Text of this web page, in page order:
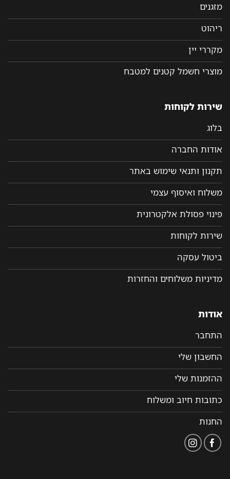
מזגנים
ריהוט
מקררי יין
מוצרי חשמל קטנים למטבח
שירות לקוחות
בלוג
אודות החברה
תקנון ותנאי שימוש באתר
משלוח ואיסוף עצמי
פינוי פסולת אלקטרונית
שירות לקוחות
ביטול עסקה
מדיניות משלוחים והחזרות
אודות
התחבר
החשבון שלי
ההזמנות שלי
כתובות חיוב ומשלוח
החנות